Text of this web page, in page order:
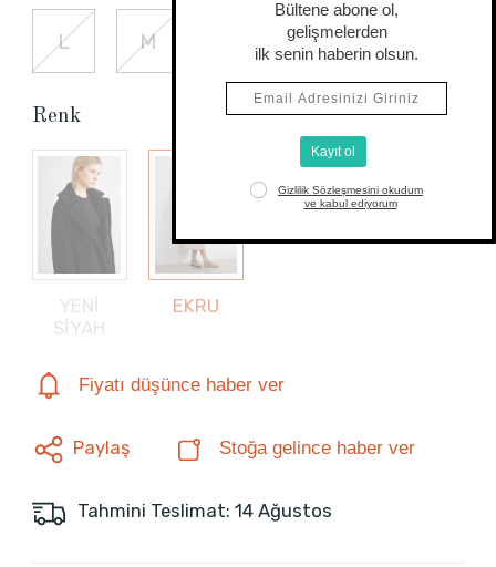
L M
Renk
YENİ
SİYAH
EKRU
Fiyatı düşünce haber ver
Paylaş Stoğa gelince haber ver
Tahmini Teslimat: 14 Ağustos